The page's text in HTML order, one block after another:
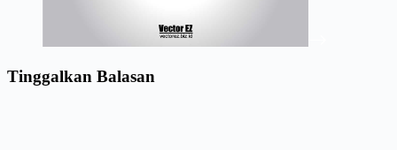
Tinggalkan Balasan